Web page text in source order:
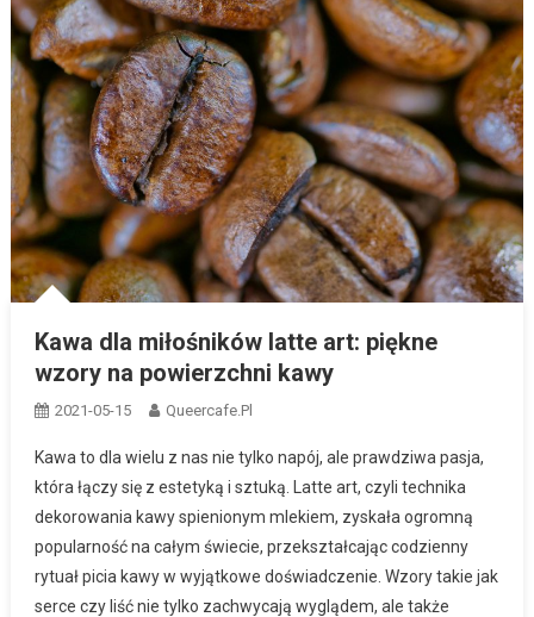
Kawa dla miłośników latte art: piękne
wzory na powierzchni kawy
2021-05-15 Queercafe.pl
Kawa to dla wielu z nas nie tylko napój, ale prawdziwa pasja,
która łączy się z estetyką i sztuką. Latte art, czyli technika
dekorowania kawy spienionym mlekiem, zyskała ogromną
popularność na całym świecie, przekształcając codzienny
rytuał picia kawy w wyjątkowe doświadczenie. Wzory takie jak
serce czy liść nie tylko zachwycają wyglądem, ale także